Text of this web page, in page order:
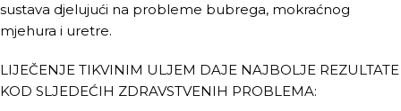
sustava djelujući na probleme bubrega, mokraćnog
mjehura i uretre.
LIJEČENJE TIKVINIM ULJEM DAJE NAJBOLJE REZULTATE
KOD SLJEDEĆIH ZDRAVSTVENIH PROBLEMA: